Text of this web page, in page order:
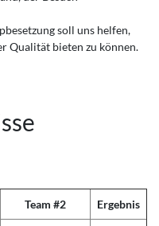
soll uns helfen,
Qualität bieten zu können.
Team #2 Ergebnis